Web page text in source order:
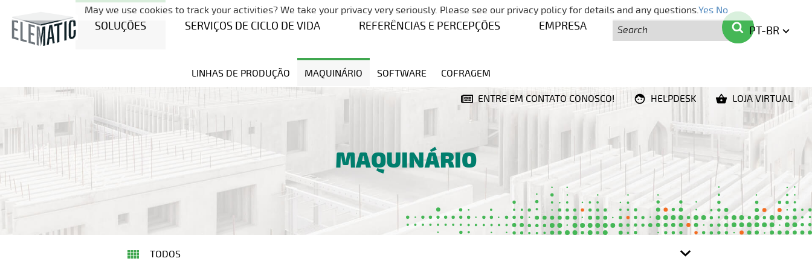
Pular a navegação
Pesquisa
SOLUÇÕES SERVIÇOS DE CICLO DE VIDA REFERÊNCIAS E PERCEPÇÕES EMPRESA
LINHAS DE PRODUÇÃO MAQUINÁRIO SOFTWARE COFRAGEM
Pesquisa
PT-BR
ENTRE EM CONTATO CONOSCO! HELPDESK LOJA VIRTUAL
MAQUINÁRIO
TODOS
May we use cookies to track your activities? We take your privacy very seriously. Please see our privacy policy for details and any questions.Yes No